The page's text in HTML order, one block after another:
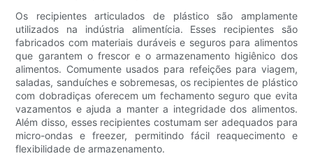
Os recipientes articulados de plástico são amplamente
utilizados na indústria alimentícia. Esses recipientes são
fabricados com materiais duráveis ​​e seguros para alimentos
que garantem o frescor e o armazenamento higiênico dos
alimentos. Comumente usados ​​para refeições para viagem,
saladas, sanduíches e sobremesas, os recipientes de plástico
com dobradiças oferecem um fechamento seguro que evita
vazamentos e ajuda a manter a integridade dos alimentos.
Além disso, esses recipientes costumam ser adequados para
micro-ondas e freezer, permitindo fácil reaquecimento e
flexibilidade de armazenamento.